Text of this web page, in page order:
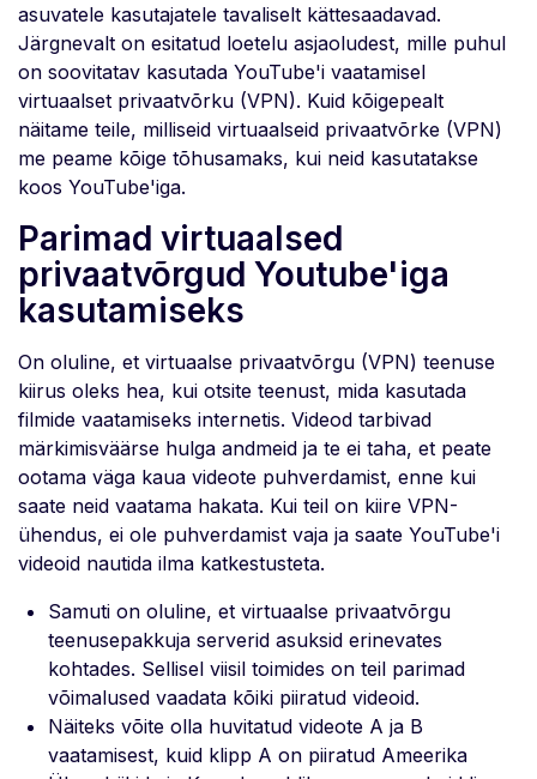
asuvatele kasutajatele tavaliselt kättesaadavad.
Järgnevalt on esitatud loetelu asjaoludest, mille puhul
on soovitatav kasutada YouTube'i vaatamisel
virtuaalset privaatvõrku (VPN). Kuid kõigepealt
näitame teile, milliseid virtuaalseid privaatvõrke (VPN)
me peame kõige tõhusamaks, kui neid kasutatakse
koos YouTube'iga.
Parimad virtuaalsed
privaatvõrgud Youtube'iga
kasutamiseks
On oluline, et virtuaalse privaatvõrgu (VPN) teenuse
kiirus oleks hea, kui otsite teenust, mida kasutada
filmide vaatamiseks internetis. Videod tarbivad
märkimisväärse hulga andmeid ja te ei taha, et peate
ootama väga kaua videote puhverdamist, enne kui
saate neid vaatama hakata. Kui teil on kiire VPN-
ühendus, ei ole puhverdamist vaja ja saate YouTube'i
videoid nautida ilma katkestusteta.
Samuti on oluline, et virtuaalse privaatvõrgu
teenusepakkuja serverid asuksid erinevates
kohtades. Sellisel viisil toimides on teil parimad
võimalused vaadata kõiki piiratud videoid.
Näiteks võite olla huvitatud videote A ja B
vaatamisest, kuid klipp A on piiratud Ameerika